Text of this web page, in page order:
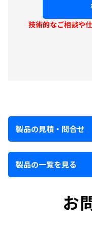
技術的なご相談や
製品の見積・問合せ
製品の一覧を見る
お